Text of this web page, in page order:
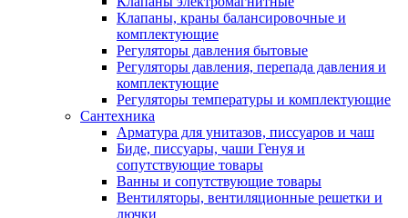
Клапаны, краны балансировочные и
комплектующие
Регуляторы давления бытовые
Регуляторы давления, перепада давления и
комплектующие
Регуляторы температуры и комплектующие
Сантехника
Арматура для унитазов, писсуаров и чаш
Биде, писсуары, чаши Генуя и
сопутствующие товары
Ванны и сопутствующие товары
Вентиляторы, вентиляционные решетки и
лючки